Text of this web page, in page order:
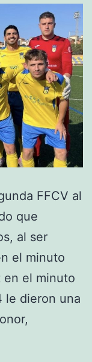
FFCV al
que
al ser
el minuto
en el minuto
le dieron una